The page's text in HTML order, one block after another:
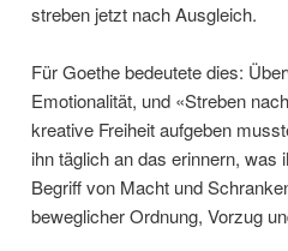
streben jetzt nach Ausgleich.
Für Goethe bedeutete dies:
Emotionalität, und «Streben
kreative Freiheit aufgeben
ihn täglich an das erinnern,
Begriff von Macht und
beweglicher Ordnung, Vorzug